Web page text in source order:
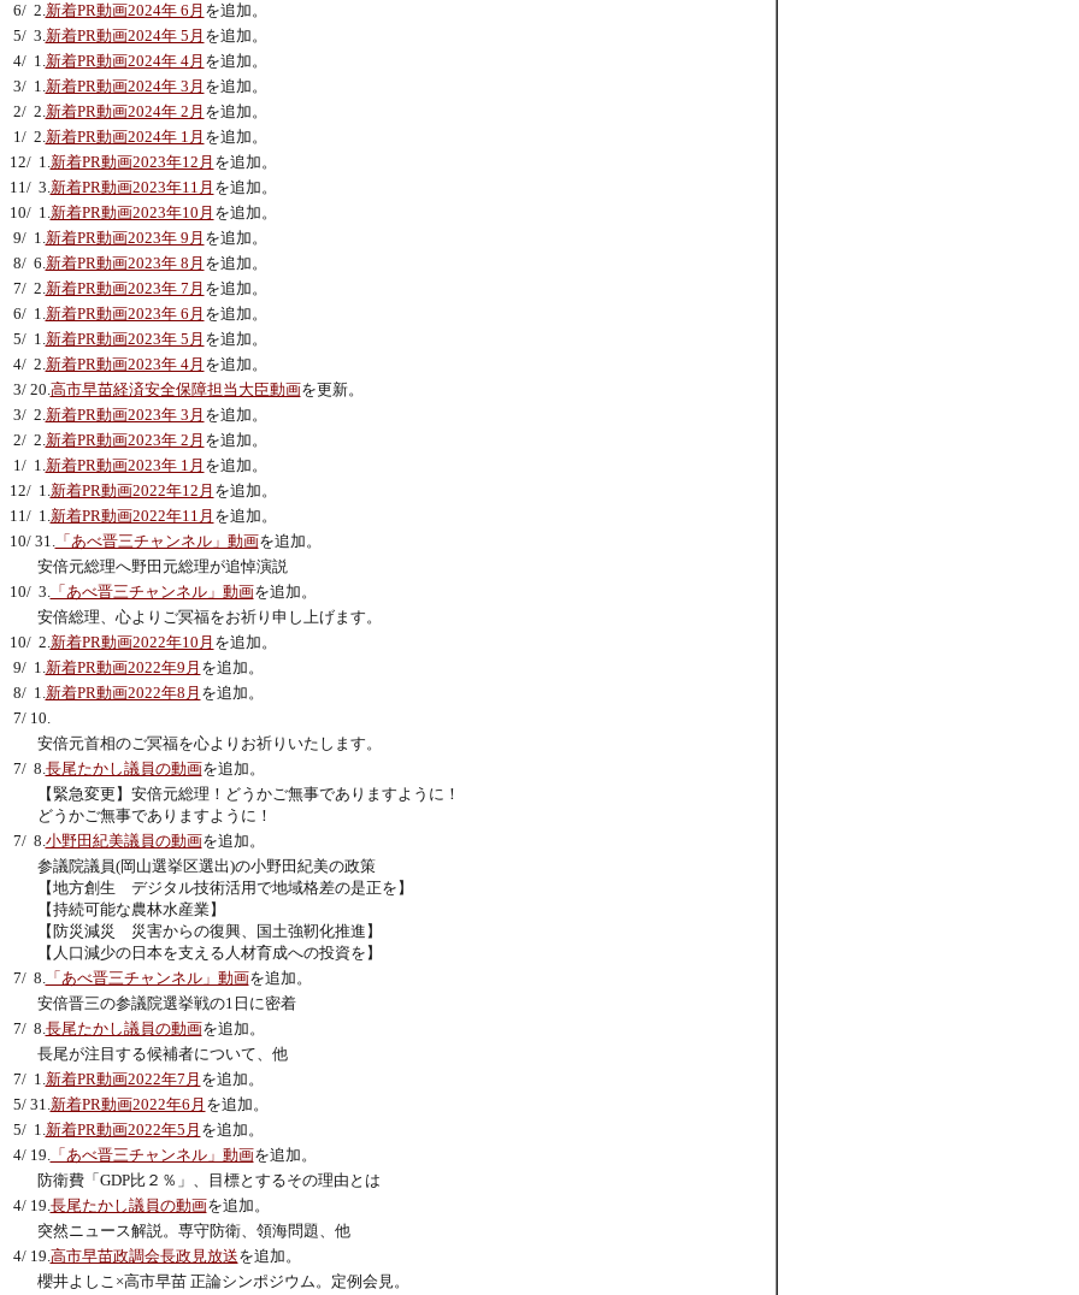
6/ 2.新着PR動画2024年 6月 を追加。
5/ 3.新着PR動画2024年 5月 を追加。
4/ 1.新着PR動画2024年 4月 を追加。
3/ 1.新着PR動画2024年 3月 を追加。
2/ 2.新着PR動画2024年 2月 を追加。
1/ 2.新着PR動画2024年 1月 を追加。
12/ 1.新着PR動画2023年12月 を追加。
11/ 3.新着PR動画2023年11月 を追加。
10/ 1.新着PR動画2023年10月 を追加。
9/ 1.新着PR動画2023年 9月 を追加。
8/ 6.新着PR動画2023年 8月 を追加。
7/ 2.新着PR動画2023年 7月 を追加。
6/ 1.新着PR動画2023年 6月 を追加。
5/ 1.新着PR動画2023年 5月 を追加。
4/ 2.新着PR動画2023年 4月 を追加。
3/ 20.高市早苗経済安全保障担当大臣動画を更新。
3/ 2.新着PR動画2023年 3月 を追加。
2/ 2.新着PR動画2023年 2月 を追加。
1/ 1.新着PR動画2023年 1月 を追加。
12/ 1.新着PR動画2022年12月 を追加。
11/ 1.新着PR動画2022年11月 を追加。
10/ 31.「あべ晋三チャンネル」動画を追加。
安倍元総理へ野田元総理が追悼演説
10/ 3.「あべ晋三チャンネル」動画を追加。
安倍総理、心よりご冥福をお祈り申し上げます。
10/ 2.新着PR動画2022年10月 を追加。
9/ 1.新着PR動画2022年9月 を追加。
8/ 1.新着PR動画2022年8月 を追加。
7/ 10.
安倍元首相のご冥福を心よりお祈りいたします。
7/ 8.長尾たかし議員の動画を追加。
【緊急変更】安倍元総理！どうかご無事でありますように！
どうかご無事でありますように！
7/ 8.小野田紀美議員の動画を追加。
参議院議員(岡山選挙区選出)の小野田紀美の政策
【地方創生 デジタル技術活用で地域格差の是正を】
【持続可能な農林水産業】
【防災減災 災害からの復興、国土強靭化推進】
【人口減少の日本を支える人材育成への投資を】
7/ 8.「あべ晋三チャンネル」動画を追加。
安倍晋三の参議院選挙戦の1日に密着
7/ 8.長尾たかし議員の動画を追加。
長尾が注目する候補者について、他
7/ 1.新着PR動画2022年7月 を追加。
5/ 31.新着PR動画2022年6月 を追加。
5/ 1.新着PR動画2022年5月 を追加。
4/ 19.「あべ晋三チャンネル」動画を追加。
防衛費「GDP比２％」、目標とするその理由とは
4/ 19.長尾たかし議員の動画を追加。
突然ニュース解説。専守防衛、領海問題、他
4/ 19.高市早苗政調会長政見放送を追加。
櫻井よしこ×高市早苗 正論シンポジウム。定例会見。